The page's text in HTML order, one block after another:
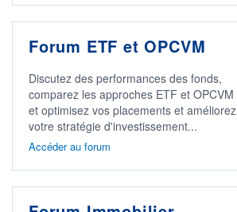
Forum ETF et OPCVM
Discutez des performances des fonds,
comparez les approches ETF et OPCVM
et optimisez vos placements et améliorez
votre stratégie d'investissement...
Accéder au forum